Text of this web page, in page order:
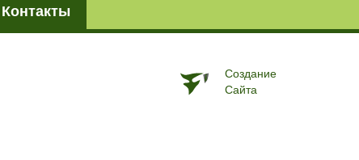
Контакты
Создание
Сайта